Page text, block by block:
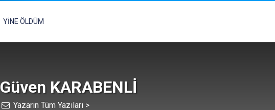
YİNE ÖLDÜM
Güven KARABENLİ
Yazarın Tüm Yazıları >